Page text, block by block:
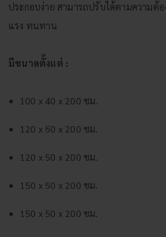
ประกอบง่าย สามารถปรับได้ตามความต้อ
แรง ทนทาน
มีขนาดตั้งแต่ :
100 x 40 x 200 ซม.
120 x 50 x 200 ซม.
120 x 50 x 200 ซม.
150 x 50 x 200 ซม.
150 x 50 x 200 ซม.